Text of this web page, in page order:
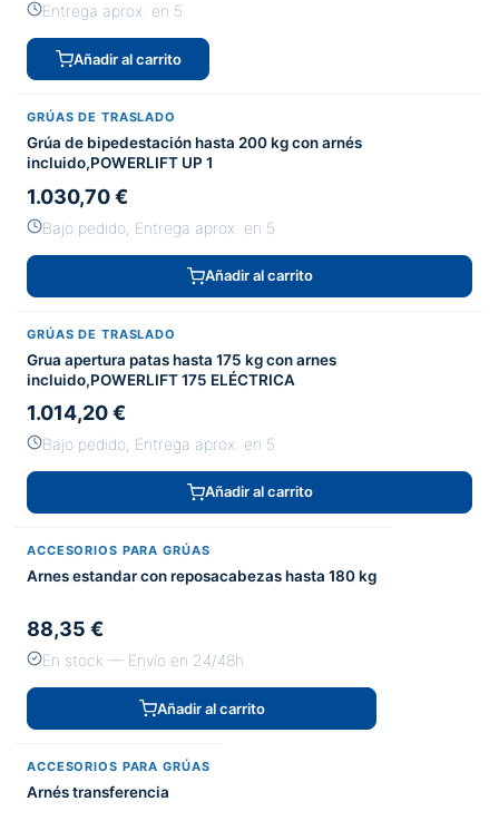
Entrega aprox. en 5
Añadir al carrito
GRÚAS DE TRASLADO
Grúa de bipedestación hasta 200 kg con arnés
incluido,POWERLIFT UP 1
1.030,70 €
Bajo pedido, Entrega aprox. en 5
Añadir al carrito
GRÚAS DE TRASLADO
Grua apertura patas hasta 175 kg con arnes
incluido,POWERLIFT 175 ELÉCTRICA
1.014,20 €
Bajo pedido, Entrega aprox. en 5
Añadir al carrito
ACCESORIOS PARA GRÚAS
Arnes estandar con reposacabezas hasta 180 kg
88,35 €
En stock — Envío en 24/48h
Añadir al carrito
ACCESORIOS PARA GRÚAS
Arnés transferencia